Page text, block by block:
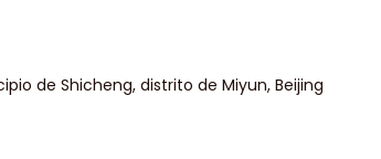
de Shicheng, distrito de Miyun, Beijing